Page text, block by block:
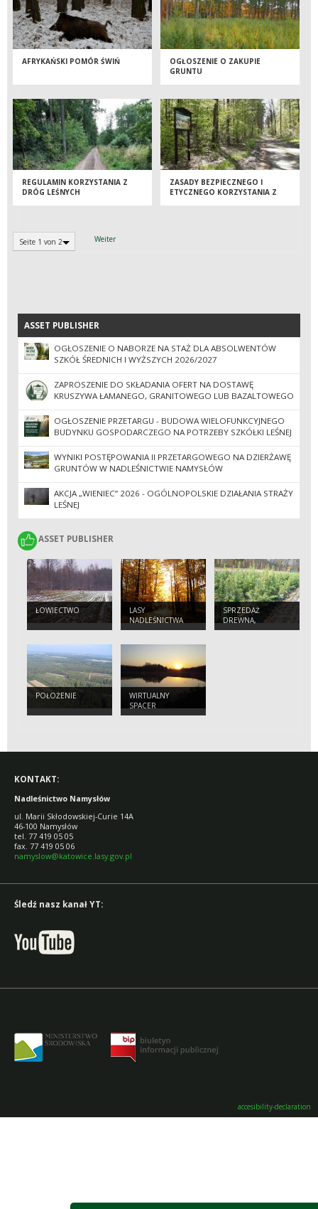
AFRYKAŃSKI POMÓR ŚWIŃ
OGŁOSZENIE O ZAKUPIE
GRUNTU
REGULAMIN KORZYSTANIA Z
DRÓG LEŚNYCH
ZASADY BEZPIECZNEGO I
ETYCZNEGO KORZYSTANIA Z
Seite 1 von 2 Weiter
ASSET PUBLISHER
ASSET PUBLISHER
OGŁOSZENIE O NABORZE NA STAŻ DLA ABSOLWENTÓW
SZKÓŁ ŚREDNICH I WYŻSZYCH 2026/2027
ZAPROSZENIE DO SKŁADANIA OFERT NA DOSTAWĘ
KRUSZYWA ŁAMANEGO, GRANITOWEGO LUB BAZALTOWEGO
OGŁOSZENIE PRZETARGU - BUDOWA WIELOFUNKCYJNEGO
BUDYNKU GOSPODARCZEGO NA POTRZEBY SZKÓŁKI LEŚNEJ
WYNIKI POSTĘPOWANIA II PRZETARGOWEGO NA DZIERŻAWĘ
GRUNTÓW W NADLEŚNICTWIE NAMYSŁÓW
AKCJA „WIENIEC” 2026 - OGÓLNOPOLSKIE DZIAŁANIA STRAŻY
LEŚNEJ
ASSET PUBLISHER
ASSET PUBLISHER
ŁOWIECTWO
LASY
NADLEŚNICTWA
SPRZEDAŻ
DREWNA,
CHOINEK I
POŁOŻENIE
WIRTUALNY
SPACER
KONTAKT:
Nadleśnictwo Namysłów
ul. Marii Skłodowskiej-Curie 14A
46-100 Namysłów
tel. 77 419 05 05
fax. 77 419 05 06
namyslow@katowice.lasy.gov.pl
Śledź nasz kanał YT:
accesibility-declaration